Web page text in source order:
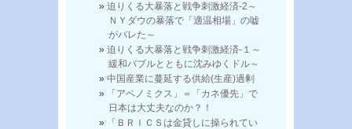
迫りくる大暴落と戦争刺激経済-2～
ＮＹダウの暴落で「適温相場」の嘘
がバレた～
迫りくる大暴落と戦争刺激経済-１～
緩和バブルとともに沈みゆくドル～
中国産業に蔓延する供給(生産)過剰
「アベノミクス」＝「カネ優先」で
日本は大丈夫なのか？！
「ＢＲＩＣＳは金貸しに操られてい